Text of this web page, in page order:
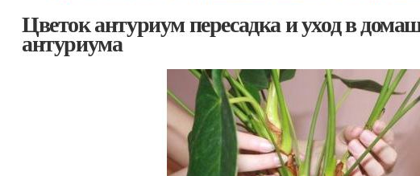
Цветок антуриум пересадка и уход в
антуриума